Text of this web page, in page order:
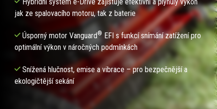
jak ze spalovacího motoru, tak z baterie
Úsporný motor Vanguard® EFI s funkcí snímání zatížení pro
optimální výkon v náročných podmínkách
Snížená hlučnost, emise a vibrace – pro bezpečnější a
ekologičtější sekání